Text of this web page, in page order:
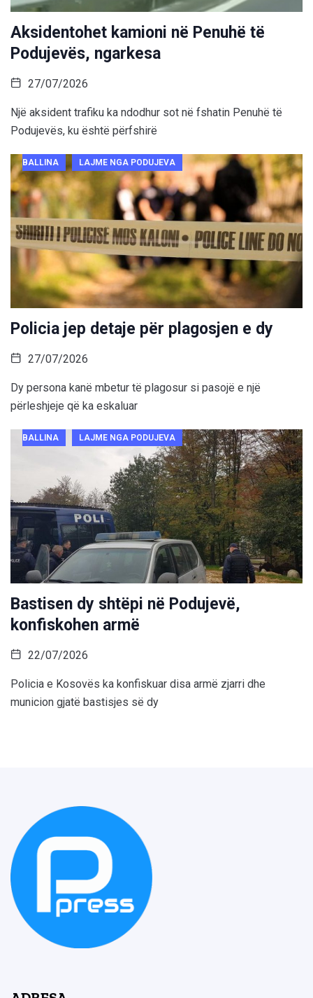
Aksidentohet kamioni në Penuhë të
Podujevës, ngarkesa
27/07/2026
Një aksident trafiku ka ndodhur sot në fshatin Penuhë të
Podujevës, ku është përfshirë
BALLINA LAJME NGA PODUJEVA
Policia jep detaje për plagosjen e dy
27/07/2026
Dy persona kanë mbetur të plagosur si pasojë e një
përleshjeje që ka eskaluar
BALLINA LAJME NGA PODUJEVA
Bastisen dy shtëpi në Podujevë,
konfiskohen armë
22/07/2026
Policia e Kosovës ka konfiskuar disa armë zjarri dhe
municion gjatë bastisjes së dy